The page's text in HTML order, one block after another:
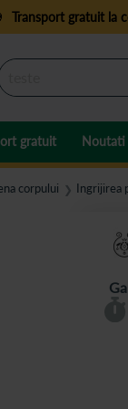
Transport gratuit la
gratuit Noutati
corpului ❯ Ingrijirea